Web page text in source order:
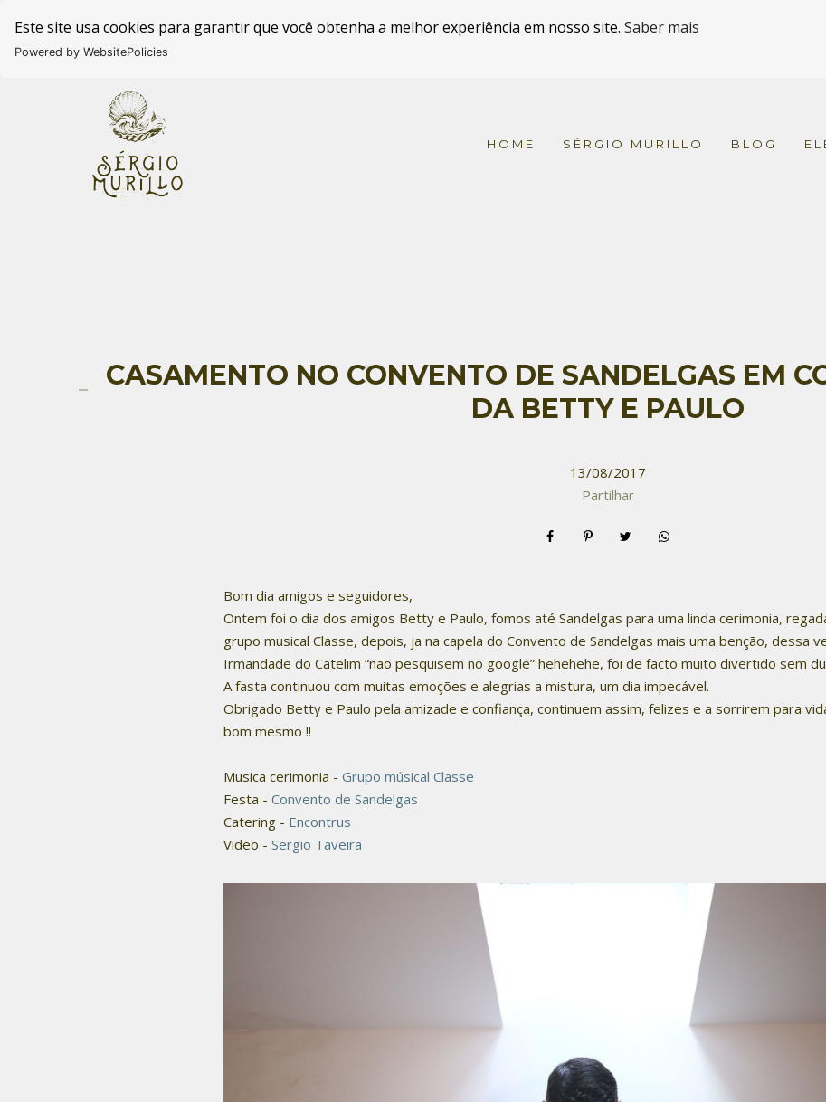
Este site usa cookies para garantir que você obtenha a melhor experiência em nosso site. Saber mais
Powered by WebsitePolicies
HOME SÉRGIO MURILLO BLOG
CASAMENTO NO CONVENTO DE SANDELGAS EM
DA BETTY E PAULO
13/08/2017
Partilhar
Bom dia amigos e seguidores,
Ontem foi o dia dos amigos Betty e Paulo, fomos até Sandelgas para uma linda cerimonia,
grupo musical Classe, depois, ja na capela do Convento de Sandelgas mais uma benção, dessa
Irmandade do Catelim “não pesquisem no google” hehehehe, foi de facto muito divertido sem
A fasta continuou com muitas emoções e alegrias a mistura, um dia impecável.
Obrigado Betty e Paulo pela amizade e confiança, continuem assim, felizes e a sorrirem para
bom mesmo !!
Musica cerimonia - Grupo músical Classe
Festa - Convento de Sandelgas
Catering - Encontrus
Video - Sergio Taveira